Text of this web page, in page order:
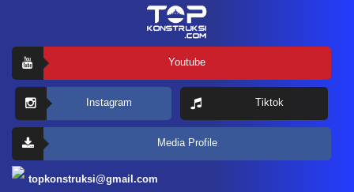
Youtube
Instagram Tiktok
Media Profile
topkonstruksi@gmail.com